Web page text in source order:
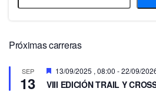
Próximas carreras
SEP
13
Destacado
13/09/2025 , 08:00 -22/09/
VIII EDICIÓN TRAIL Y